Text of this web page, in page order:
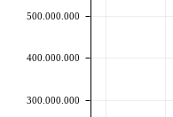
300.000.000
400.000.000
500.000.000